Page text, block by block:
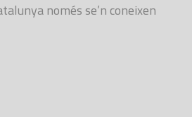
només se’n coneixen